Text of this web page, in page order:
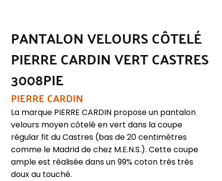
PANTALON VELOURS CÔTELÉ
PIERRE CARDIN VERT CASTRES
3008PIE
PIERRE CARDIN
La marque PIERRE CARDIN propose un pantalon
velours moyen côtelé en vert dans la coupe
régular fit du Castres (bas de 20 centimètres
comme le Madrid de chez M.E.N.S.). Cette coupe
ample est réalisée dans un 99% coton très très
doux au touché.